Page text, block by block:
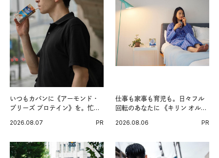
いつもカバンに《アーモンド・
ブリーズ プロテイン》を。忙し
グ習慣。
2026.08.07 PR
仕事も家事も育児も。日々フル
回転のあなたに 《キリン オルニ
2026.08.06 PR